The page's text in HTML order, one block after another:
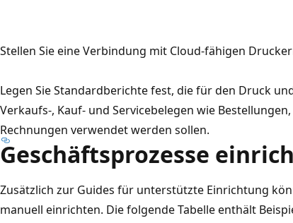
Stellen Sie eine Verbindung mit Cloud-fähigen
Legen Sie Standardberichte fest, die für den Druck
Verkaufs-, Kauf- und Servicebelegen wie
Rechnungen verwendet werden sollen.
Geschäftsprozesse
Zusätzlich zur Guides für unterstützte Einrichtung
manuell einrichten. Die folgende Tabelle enthält